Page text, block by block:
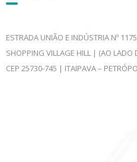
ESTRADA UNIÃO E INDÚSTRIA Nº
SHOPPING VILLAGE HILL | (AO LADO
CEP 25730-745 | ITAIPAVA –